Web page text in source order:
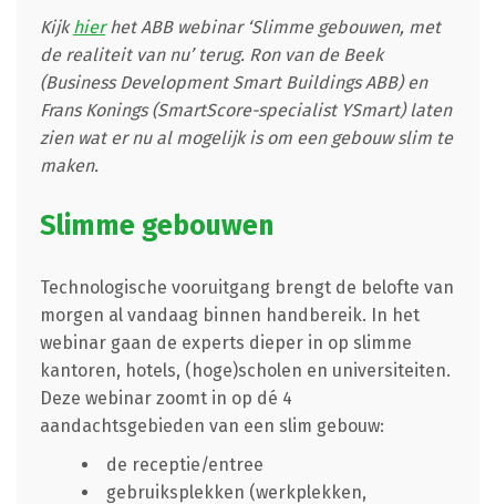
Kijkhierhet ABB webinar ‘Slimme gebouwen, met
de realiteit van nu’ terug. Ron van de Beek
(Business Development Smart Buildings ABB) en
Frans Konings (SmartScore-specialist YSmart) laten
zien wat er nu al mogelijk is om een gebouw slim te
maken.
Slimme gebouwen
Technologische vooruitgang brengt de belofte van
morgen al vandaag binnen handbereik. In het
webinar gaan de experts dieper in op slimme
kantoren, hotels, (hoge)scholen en universiteiten.
Deze webinar zoomt in op dé 4
aandachtsgebieden van een slim gebouw:
de receptie/entree
gebruiksplekken (werkplekken,